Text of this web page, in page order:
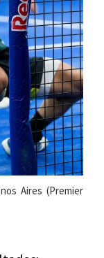
Aires (Premier